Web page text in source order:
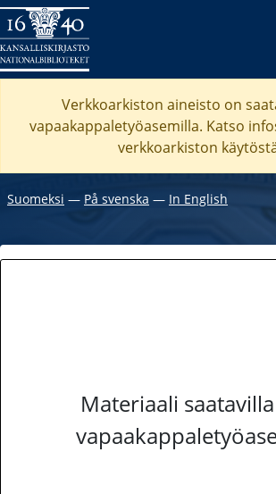
Verkkoarkiston aineisto on
vapaakappaletyöasemilla. Katso
verkkoarkiston
Suomeksi ― På svenska ― In English
Materiaali